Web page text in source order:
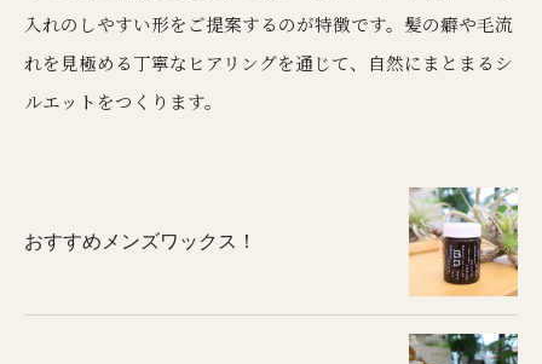
入れのしやすい形をご提案するのが特徴です。髪の癖や毛流
れを見極める丁寧なヒアリングを通じて、自然にまとまるシ
ルエットをつくります。
おすすめメンズワックス！